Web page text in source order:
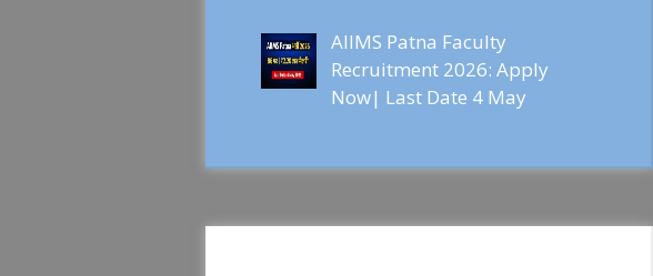
AIIMS Patna Faculty
Recruitment 2026: Apply
Now| Last Date 4 May